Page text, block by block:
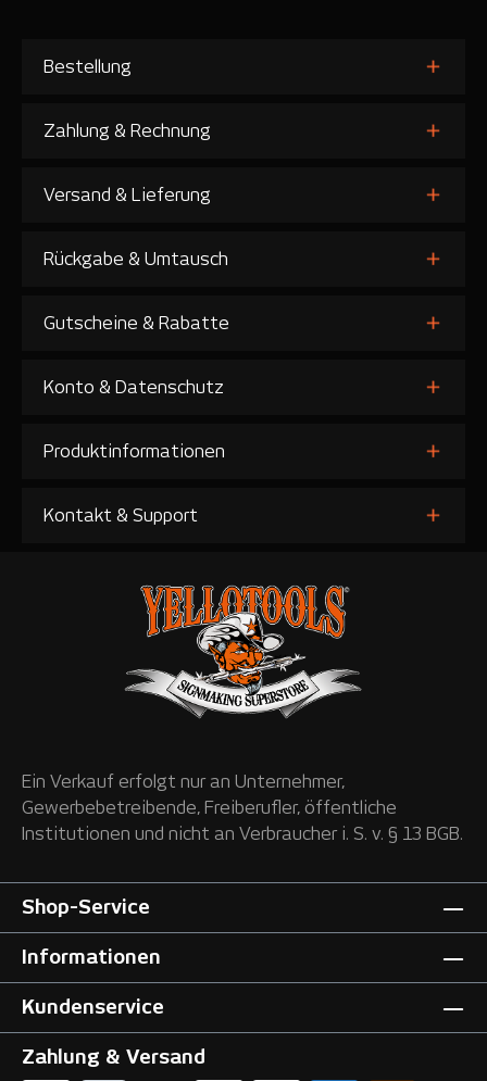
Bestellung
Zahlung & Rechnung
Versand & Lieferung
Rückgabe & Umtausch
Gutscheine & Rabatte
Konto & Datenschutz
Produktinformationen
Kontakt & Support
Ein Verkauf erfolgt nur an Unternehmer,
Gewerbebetreibende, Freiberufler, öffentliche
Institutionen und nicht an Verbraucher i. S. v. § 13 BGB.
Shop-Service
Informationen
Kundenservice
Zahlung & Versand